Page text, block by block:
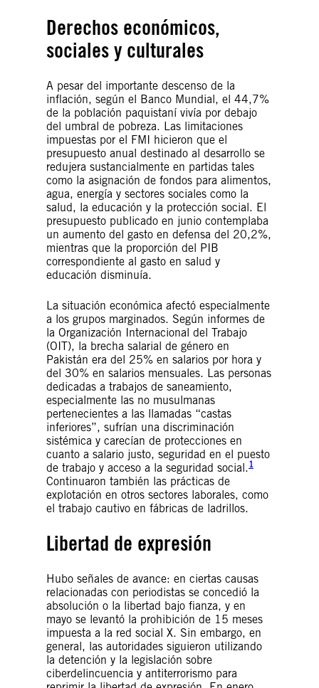
Derechos económicos,
sociales y culturales
A pesar del importante descenso de la
inflación, según el Banco Mundial, el 44,7%
de la población paquistaní vivía por debajo
del umbral de pobreza. Las limitaciones
impuestas por el FMI hicieron que el
presupuesto anual destinado al desarrollo se
redujera sustancialmente en partidas tales
como la asignación de fondos para alimentos,
agua, energía y sectores sociales como la
salud, la educación y la protección social. El
presupuesto publicado en junio contemplaba
un aumento del gasto en defensa del 20,2%,
mientras que la proporción del PIB
correspondiente al gasto en salud y
educación disminuía.
La situación económica afectó especialmente
a los grupos marginados. Según informes de
la Organización Internacional del Trabajo
(OIT), la brecha salarial de género en
Pakistán era del 25% en salarios por hora y
del 30% en salarios mensuales. Las personas
dedicadas a trabajos de saneamiento,
especialmente las no musulmanas
pertenecientes a las llamadas “castas
inferiores”, sufrían una discriminación
sistémica y carecían de protecciones en
cuanto a salario justo, seguridad en el puesto
de trabajo y acceso a la seguridad social.1
Continuaron también las prácticas de
explotación en otros sectores laborales, como
el trabajo cautivo en fábricas de ladrillos.
Libertad de expresión
Hubo señales de avance: en ciertas causas
relacionadas con periodistas se concedió la
absolución o la libertad bajo fianza, y en
mayo se levantó la prohibición de 15 meses
impuesta a la red social X. Sin embargo, en
general, las autoridades siguieron utilizando
la detención y la legislación sobre
ciberdelincuencia y antiterrorismo para